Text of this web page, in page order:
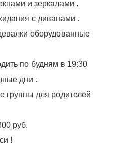
и зеркалами .
с диванами .
оборудованные
по будням в 19:30
дни .
группы для родителей
руб.
!